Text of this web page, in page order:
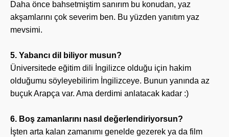
Daha önce bahsetmiştim sanırım bu konudan, yaz
akşamlarını çok severim ben. Bu yüzden yanıtım yaz
mevsimi.
5. Yabancı dil biliyor musun?
Üniversitede eğitim dili İngilizce olduğu için hakim
olduğumu söyleyebilirim İngilizceye. Bunun yanında az
buçuk Arapça var. Ama derdimi anlatacak kadar :)
6. Boş zamanlarını nasıl değerlendiriyorsun?
İşten arta kalan zamanımı genelde gezerek ya da film